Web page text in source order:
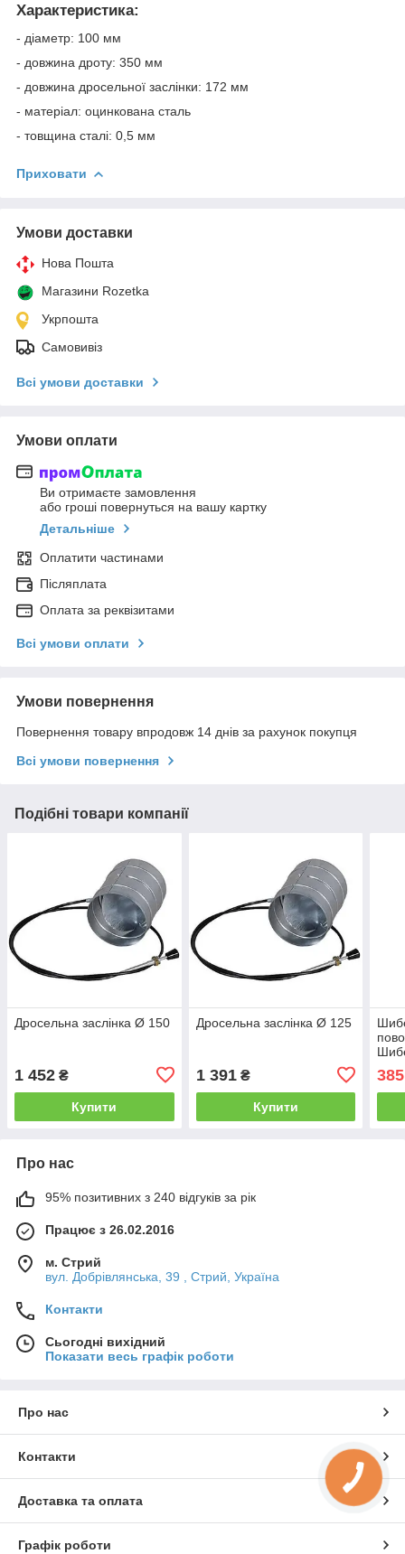
Характеристика:
- діаметр: 100 мм
- довжина дроту: 350 мм
- довжина дросельної заслінки: 172 мм
- матеріал: оцинкована сталь
- товщина сталі: 0,5 мм
Приховати
Умови доставки
Нова Пошта
Магазини Rozetka
Укрпошта
Самовивіз
Всі умови доставки
Умови оплати
Ви отримаєте замовлення
або гроші повернуться на вашу картку
Детальніше
Оплатити частинами
Післяплата
Оплата за реквізитами
Всі умови оплати
Умови повернення
Повернення товару впродовж 14 днів за рахунок покупця
Всі умови повернення
Подібні товари компанії
Дросельна заслінка Ø 150
1 452 ₴
Купити
Дросельна заслінка Ø 125
1 391₴
Купити
385
Про нас
95% позитивних з 240 відгуків за рік
Працює з 26.02.2016
м. Стрий
вул. Добрівлянська, 39 , Стрий, Україна
Контакти
Сьогодні вихідний
Показати весь графік роботи
Про нас
Контакти
Доставка та оплата
Графік роботи